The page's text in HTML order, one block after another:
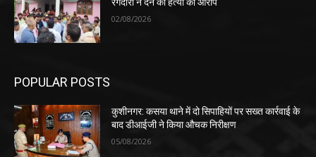
02/08/2026
POPULAR POSTS
कुशीनगर: कसया थाने में दो सिपाहियों पर सख्त कार्रवाई के
बाद डीआईजी ने किया औचक निरीक्षण
05/08/2026